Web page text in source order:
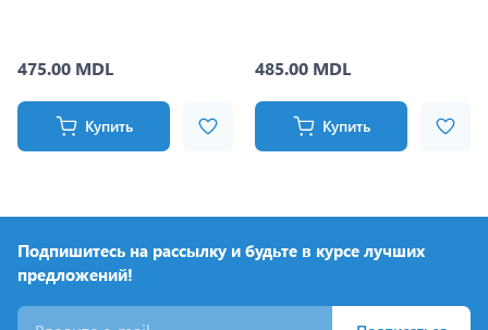
475.00 MDL
Купить
485.00 MDL
Купить
Подпишитесь на рассылку и будьте в курсе лучших
предложений!